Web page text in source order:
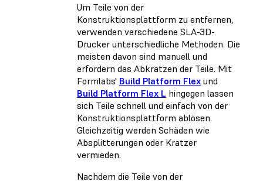
Um Teile von der
Konstruktionsplattform zu entfernen,
verwenden verschiedene SLA-3D-
Drucker unterschiedliche Methoden. Die
meisten davon sind manuell und
erfordern das Abkratzen der Teile. Mit
Formlabs' Build Platform Flex und
Build Platform Flex L hingegen lassen
sich Teile schnell und einfach von der
Konstruktionsplattform ablösen.
Gleichzeitig werden Schäden wie
Absplitterungen oder Kratzer
vermieden.
Nachdem die Teile von der